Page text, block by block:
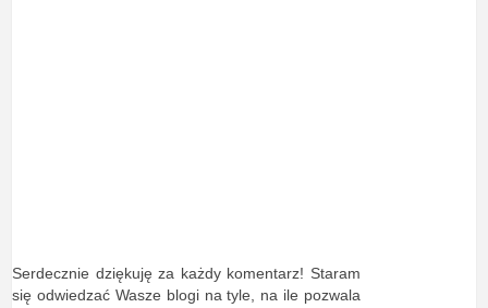
Serdecznie dziękuję za każdy komentarz! Staram
się odwiedzać Wasze blogi na tyle, na ile pozwala